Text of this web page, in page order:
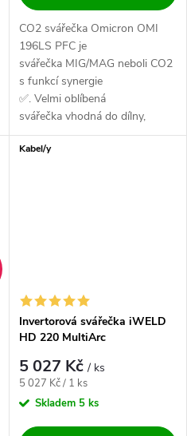
CO2 svářečka Omicron OMI
196LS PFC je
svářečka MIG/MAG neboli CO2
s funkcí synergie
✅. Velmi oblíbená
svářečka vhodná do dílny,
údržby, domácnosti a lehkou
výrobu ✅. Vysoce...
Kabel/y
Invertorová svářečka iWELD
HD 220 MultiArc
5 027 Kč/ ks
Měrná cena:
5 027 Kč / 1 ks
Skladem 5 ks